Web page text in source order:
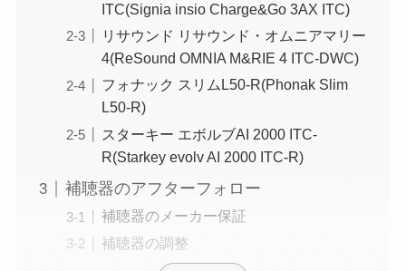
ITC(Signia insio Charge&Go 3AX ITC)
リサウンド リサウンド・オムニアマリー
4(ReSound OMNIA M&RIE 4 ITC-DWC)
フォナック スリムL50-R(Phonak Slim
L50-R)
スターキー エボルブAI 2000 ITC-
R(Starkey evolv AI 2000 ITC-R)
補聴器のアフターフォロー
補聴器のメーカー保証
補聴器の調整